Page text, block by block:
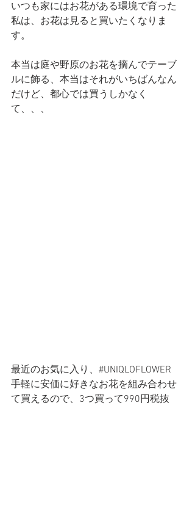
いつも家にはお花がある環境で育った
私は、お花は見ると買いたくなりま
す。
本当は庭や野原のお花を摘んでテーブ
ルに飾る、本当はそれがいちばんなん
だけど、都心では買うしかなく
て、、、
最近のお気に入り、#UNIQLOFLOWER
手軽に安価に好きなお花を組み合わせ
て買えるので、3つ買って990円税抜